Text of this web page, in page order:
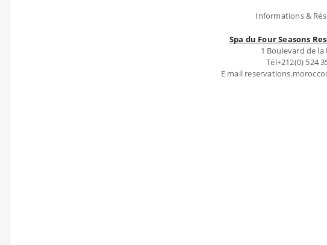
Informations &
Spa du Four Seasons
1 Boulevard de la
Tél+212(0) 524
E mail